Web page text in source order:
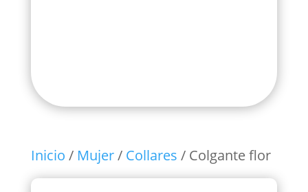
Inicio / Mujer/ Collares / Colgante flor